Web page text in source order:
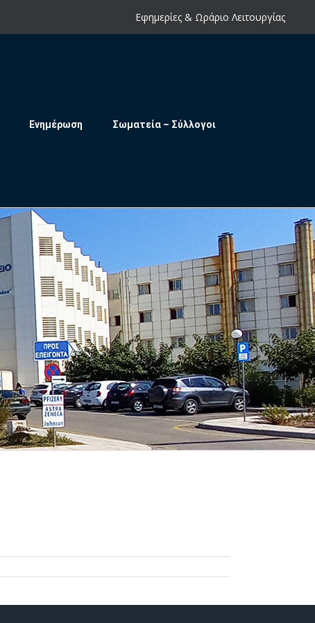
Εφημερίες & Ωράριο Λειτουργίας
Ενημέρωση Σωματεία – Σύλλογοι